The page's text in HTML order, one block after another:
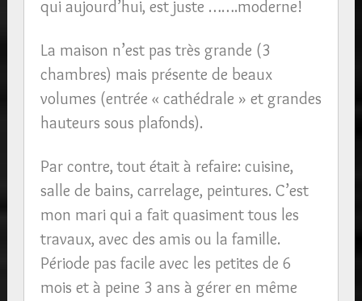
qui aujourd’hui, est juste …….moderne!
La maison n’est pas très grande (3
chambres) mais présente de beaux
volumes (entrée « cathédrale » et grandes
hauteurs sous plafonds).
Par contre, tout était à refaire: cuisine,
salle de bains, carrelage, peintures. C’est
mon mari qui a fait quasiment tous les
travaux, avec des amis ou la famille.
Période pas facile avec les petites de 6
mois et à peine 3 ans à gérer en même